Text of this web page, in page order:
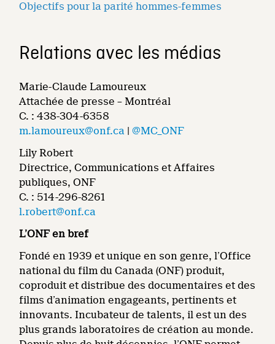
Objectifs pour la parité hommes-femmes
Relations avec les médias
Marie-Claude Lamoureux
Attachée de presse – Montréal
C. : 438-304-6358
m.lamoureux@onf.ca |@MC_ONF
Lily Robert
Directrice, Communications et Affaires
publiques, ONF
C. : 514-296-8261
l.robert@onf.ca
L’ONF en bref
Fondé en 1939 et unique en son genre, l’Office
national du film du Canada (ONF) produit,
coproduit et distribue des documentaires et des
films d’animation engageants, pertinents et
innovants. Incubateur de talents, il est un des
plus grands laboratoires de création au monde.